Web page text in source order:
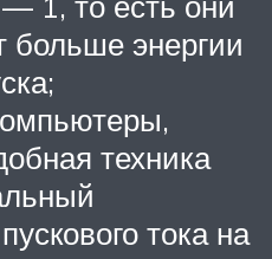
больше энергии
техника
тока на